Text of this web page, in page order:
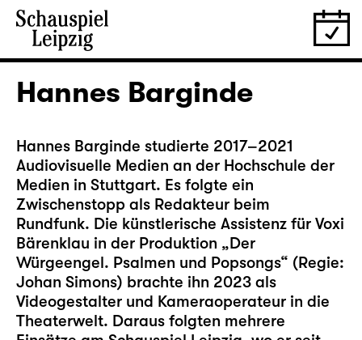
Hannes Barginde
Hannes Barginde studierte 2017–2021
Audiovisuelle Medien an der Hochschule der
Medien in Stuttgart. Es folgte ein
Zwischenstopp als Redakteur beim
Rundfunk. Die künstlerische Assistenz für Voxi
Bärenklau in der Produktion „Der
Würgeengel. Psalmen und Popsongs“ (Regie:
Johan Simons) brachte ihn 2023 als
Videogestalter und Kameraoperateur in die
Theaterwelt. Daraus folgten mehrere